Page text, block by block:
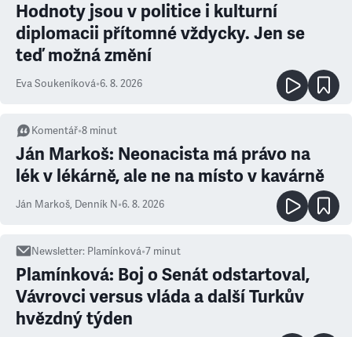
Hodnoty jsou v politice i kulturní
diplomacii přítomné vždycky. Jen se
teď možná změní
Eva Soukeníková•6. 8. 2026
Komentář•8 minut
Ján Markoš: Neonacista má právo na
lék v lékárně, ale ne na místo v kavárně
Ján Markoš, Denník N•6. 8. 2026
Newsletter: Plamínková•7 minut
Plamínková: Boj o Senát odstartoval,
Vávrovci versus vláda a další Turkův
hvězdný týden